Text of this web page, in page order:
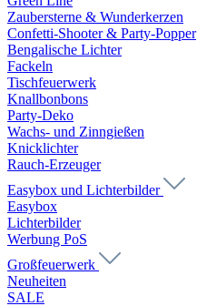
Zaubersterne & Wunderkerzen
Confetti-Shooter & Party-Popper
Bengalische Lichter
Fackeln
Tischfeuerwerk
Knallbonbons
Party-Deko
Wachs- und Zinngießen
Knicklichter
Rauch-Erzeuger
Easybox und Lichterbilder
Easybox
Lichterbilder
Werbung PoS
Großfeuerwerk
Neuheiten
SALE